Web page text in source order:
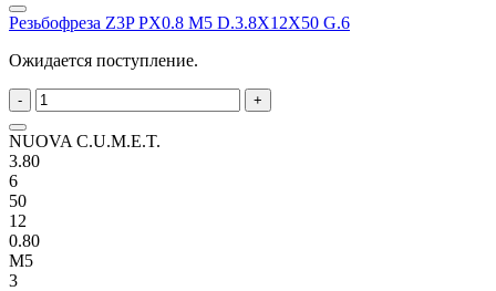
Резьбофреза Z3P PX0.8 M5 D.3.8X12X50 G.6
Ожидается поступление.
- +
NUOVA C.U.M.E.T.
3.80
6
50
12
0.80
M5
3